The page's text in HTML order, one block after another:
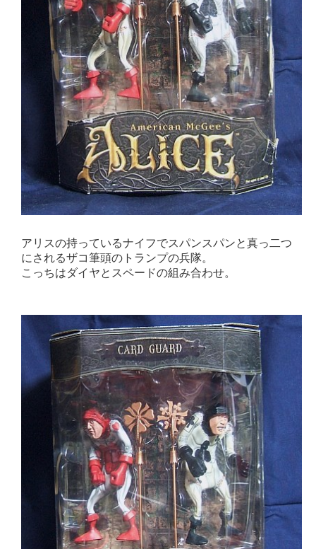
アリスの持っているナイフでスパンスパンと真っ二つ
にされるザコ筆頭のトランプの兵隊。
こっちはダイヤとスペードの組み合わせ。